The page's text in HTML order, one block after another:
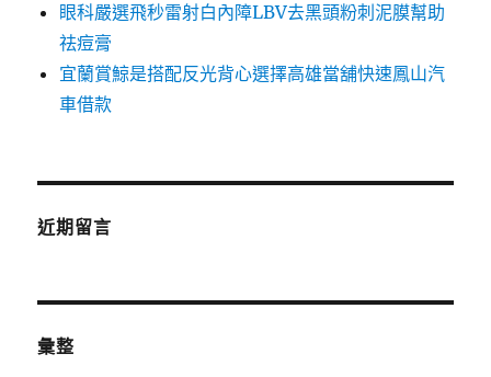
眼科嚴選飛秒雷射白內障LBV去黑頭粉刺泥膜幫助
祛痘膏
宜蘭賞鯨是搭配反光背心選擇高雄當舖快速鳳山汽
車借款
近期留言
彙整